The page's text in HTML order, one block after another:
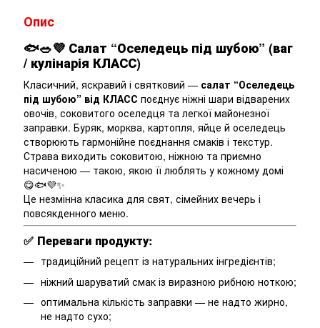
Опис
🐟🥗💜 Салат “Оселедець під шубою” (ваг
/ кулінарія КЛАСС)
Класичний, яскравий і святковий — салат “Оселедець
під шубою” від КЛАСС поєднує ніжні шари відварених
овочів, соковитого оселедця та легкої майонезної
заправки. Буряк, морква, картопля, яйце й оселедець
створюють гармонійне поєднання смаків і текстур.
Страва виходить соковитою, ніжною та приємно
насиченою — такою, якою її люблять у кожному домі
😋🐟💜✨
Це незмінна класика для свят, сімейних вечерь і
повсякденного меню.
✅ Переваги продукту:
традиційний рецепт із натуральних інгредієнтів;
ніжний шаруватий смак із виразною рибною ноткою;
оптимальна кількість заправки — не надто жирно,
не надто сухо;